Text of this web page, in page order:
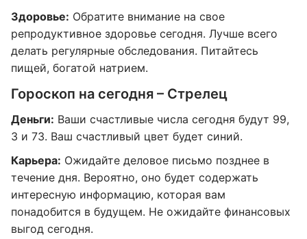
Здоровье: Обратите внимание на свое
репродуктивное здоровье сегодня. Лучше всего
делать регулярные обследования. Питайтесь
пищей, богатой натрием.
Гороскоп на сегодня – Стрелец
Деньги: Ваши счастливые числа сегодня будут 99,
3 и 73. Ваш счастливый цвет будет синий.
Карьера: Ожидайте деловое письмо позднее в
течение дня. Вероятно, оно будет содержать
интересную информацию, которая вам
понадобится в будущем. Не ожидайте финансовых
выгод сегодня.